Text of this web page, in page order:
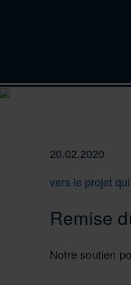
20.02.2020
vers le projet
Remise
Notre soutien